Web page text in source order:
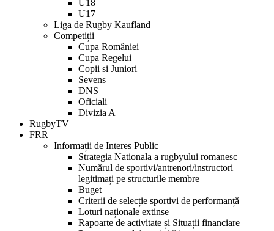
U18
U17
Liga de Rugby Kaufland
Competiții
Cupa României
Cupa Regelui
Copii si Juniori
Sevens
DNS
Oficiali
Divizia A
RugbyTV
FRR
Informații de Interes Public
Strategia Nationala a rugbyului romanesc
Numărul de sportivi/antrenori/instructori
legitimați pe structurile membre
Buget
Criterii de selecție sportivi de performanță
Loturi naționale extinse
Rapoarte de activitate și Situații financiare